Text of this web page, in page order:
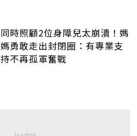
同時照顧2位身障兒太崩潰！媽
媽勇敢走出封閉圈：有專業支
持不再孤軍奮戰